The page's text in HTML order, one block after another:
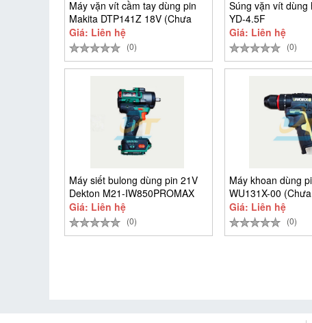
Máy vặn vít cầm tay dùng pin
Makita DTP141Z 18V (Chưa
Giá: Liên hệ
(0)
Súng vặn vít dùng
YD-4.5F
Giá: Liên hệ
(0)
Máy siết bulong dùng pin 21V
Dekton M21-IW850PROMAX
(Chưa
Giá: Liên hệ
(0)
Máy khoan dùng
WU131X-00
sạc)
Giá: Liên hệ
(0)